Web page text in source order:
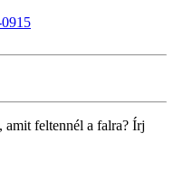
amit feltennél a falra? Írj